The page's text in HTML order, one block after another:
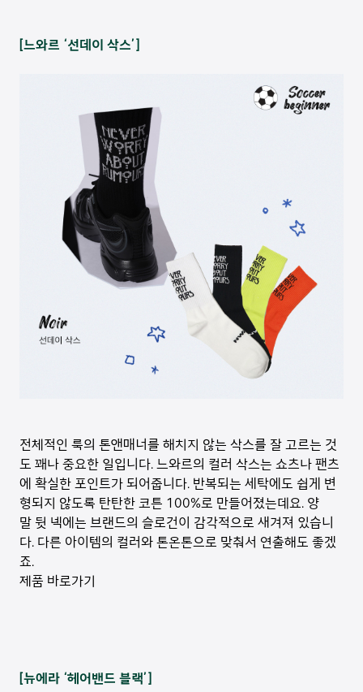
[느와르 ‘선데이 삭스’]
전체적인 룩의 톤앤매너를 해치지 않는 삭스를 잘 고르는 것
도 꽤나 중요한 일입니다. 느와르의 컬러 삭스는 쇼츠나 팬츠
에 확실한 포인트가 되어줍니다. 반복되는 세탁에도 쉽게 변
형되지 않도록 탄탄한 코튼 100%로 만들어졌는데요. 양
말 뒷 넥에는 브랜드의 슬로건이 감각적으로 새겨져 있습니
다. 다른 아이템의 컬러와 톤온톤으로 맞춰서 연출해도 좋겠
죠.
제품 바로가기
[뉴에라 ‘헤어밴드 블랙’]